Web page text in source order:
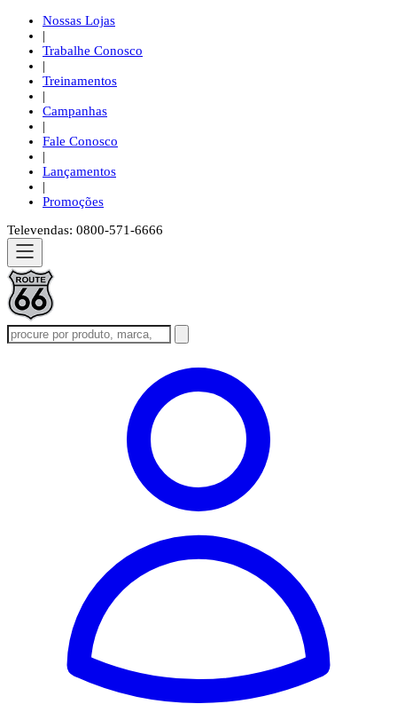
Nossas Lojas
|
Trabalhe Conosco
|
Treinamentos
|
Campanhas
|
Fale Conosco
|
Lançamentos
|
Promoções
Televendas: 0800-571-6666